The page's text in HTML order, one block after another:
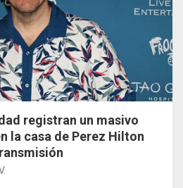
registran un masivo
la casa de Perez Hilton